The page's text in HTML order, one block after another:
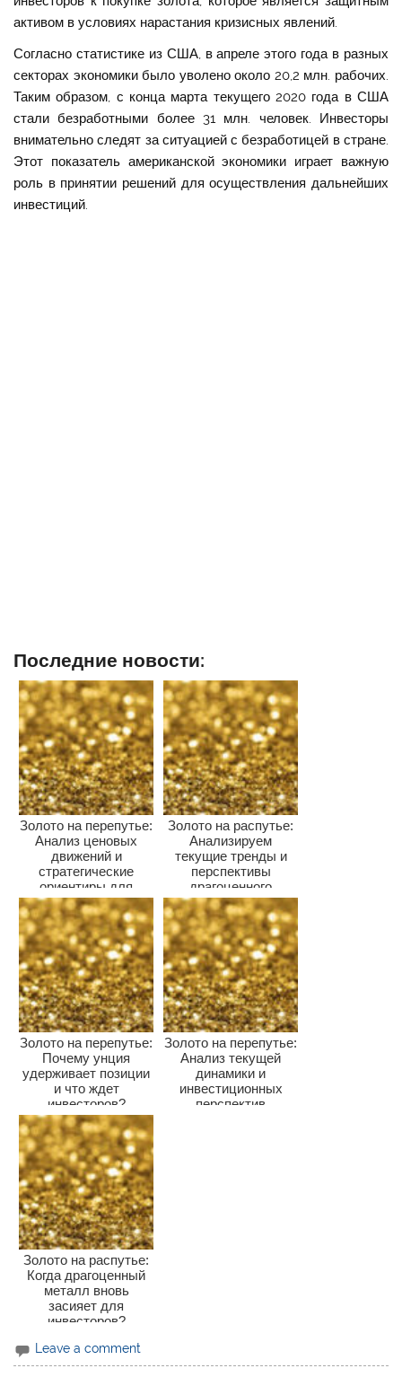
активом в условиях нарастания кризисных явлений.
Согласно статистике из США, в апреле этого года в разных
секторах экономики было уволено около 20,2 млн. рабочих.
Таким образом, с конца марта текущего 2020 года в США
стали безработными более 31 млн. человек. Инвесторы
внимательно следят за ситуацией с безработицей в стране.
Этот показатель американской экономики играет важную
роль в принятии решений для осуществления дальнейших
инвестиций.
Последние новости:
Золото на перепутье:
Анализ ценовых
движений и
стратегические
ориентиры для
инвесторов
Золото на распутье:
Анализируем
текущие тренды и
перспективы
драгоценного
металла
Золото на перепутье:
Почему унция
удерживает позиции
и что ждет
инвесторов?
Золото на перепутье:
Анализ текущей
динамики и
инвестиционных
перспектив
Золото на распутье:
Когда драгоценный
металл вновь
засияет для
инвесторов?
Leave a comment